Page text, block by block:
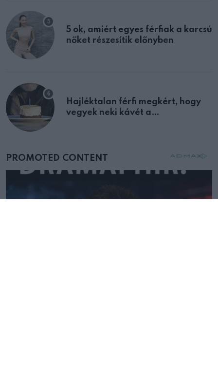
5 ok, amiért egyes férfiak a karcsú
nőket részesítik előnyben
Hajléktalan férfi megkért, hogy
vegyek neki kávét a